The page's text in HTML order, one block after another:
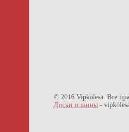
© 2016 Vipkolesa. Все
Диски и шины -